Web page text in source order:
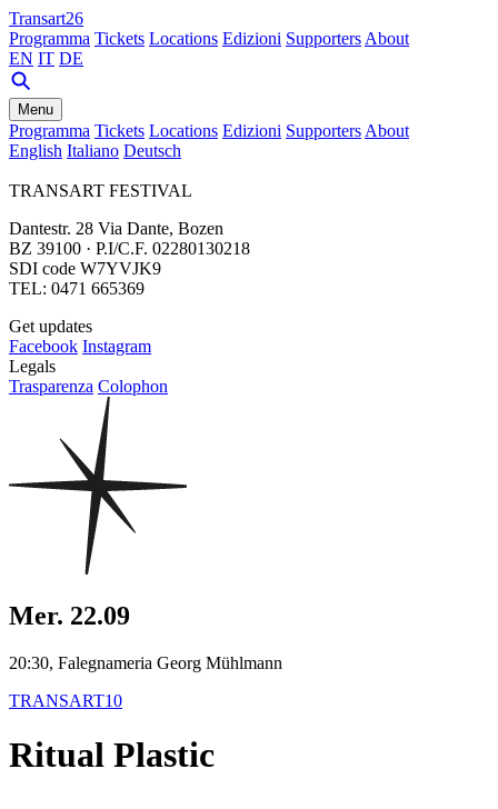
Transart26
Programma Tickets Locations Edizioni Supporters About
EN IT DE
Menu
Programma Tickets Locations Edizioni Supporters About
English Italiano Deutsch
TRANSART FESTIVAL
Dantestr. 28 Via Dante, Bozen
BZ 39100 · P.I/C.F. 02280130218
SDI code W7YVJK9
TEL: 0471 665369
Get updates
Facebook Instagram
Legals
Trasparenza Colophon
Mer. 22.09
20:30, Falegnameria Georg Mühlmann
TRANSART10
Ritual Plastic